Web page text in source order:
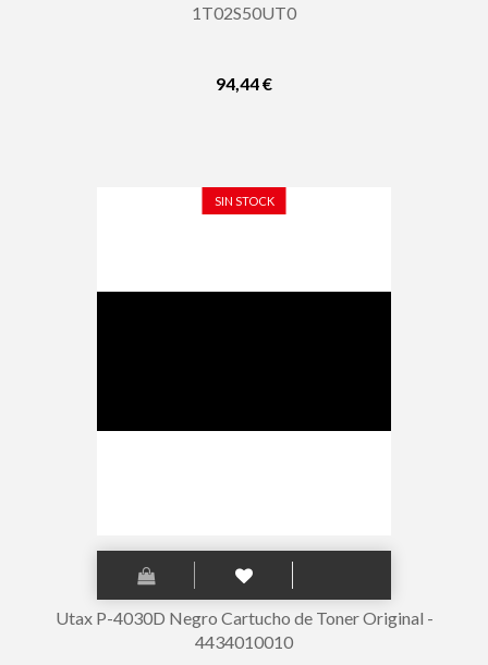
1T02S50UT0
94,44 €
SIN STOCK
Utax P-4030D Negro Cartucho de Toner Original -
4434010010